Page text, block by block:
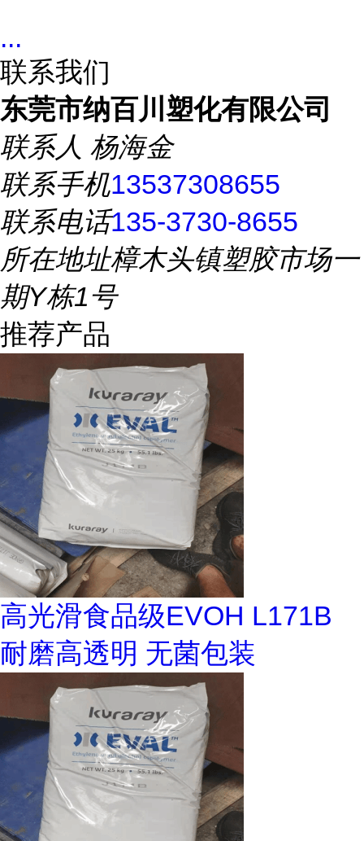
...
联系我们
东莞市纳百川塑化有限公司
联系人 杨海金
联系手机13537308655
联系电话135-3730-8655
所在地址樟木头镇塑胶市场一
期Y栋1号
推荐产品
高光滑食品级EVOH L171B
耐磨高透明 无菌包装